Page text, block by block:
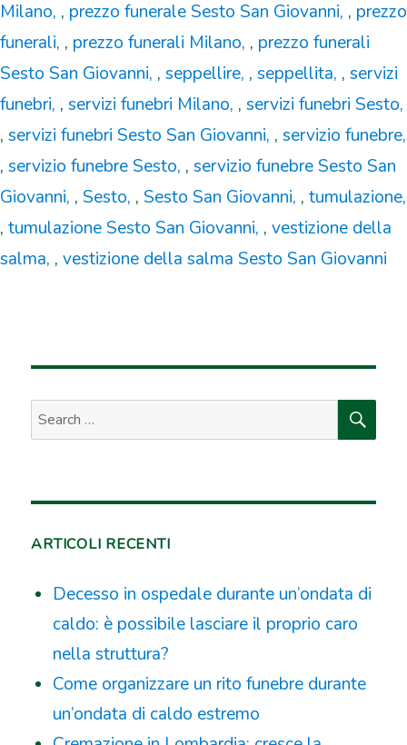
Milano , prezzo funerale Sesto San Giovanni , prezzo
funerali , prezzo funerali Milano , prezzo funerali
Sesto San Giovanni , seppellire , seppellita , servizi
funebri , servizi funebri Milano , servizi funebri Sesto
, servizi funebri Sesto San Giovanni , servizio funebre
, servizio funebre Sesto , servizio funebre Sesto San
Giovanni , Sesto , Sesto San Giovanni , tumulazione
, tumulazione Sesto San Giovanni , vestizione della
salma , vestizione della salma Sesto San Giovanni
Search
for:
ARTICOLI RECENTI
Decesso in ospedale durante un’ondata di
caldo: è possibile lasciare il proprio caro
nella struttura?
Come organizzare un rito funebre durante
un’ondata di caldo estremo